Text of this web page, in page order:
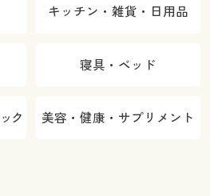
キッチン・雑貨・日用品
寝具・ベッド
ク 美容・健康・サプリメント